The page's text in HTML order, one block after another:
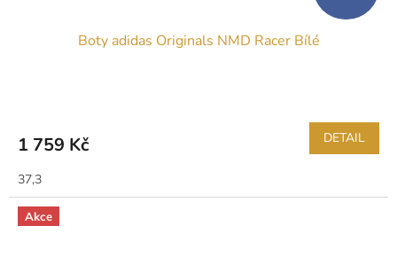
Boty adidas Originals NMD Racer Bílé
1 759 Kč DETAIL
37,3
Akce